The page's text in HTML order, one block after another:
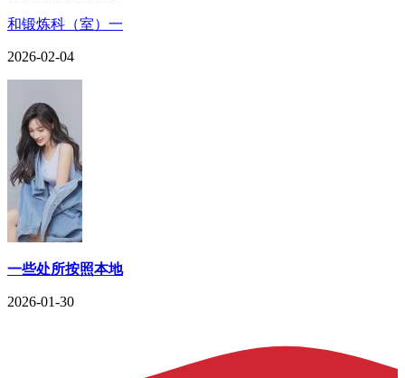
和锻炼科（室）一
2026-02-04
一些处所按照本地
2026-01-30